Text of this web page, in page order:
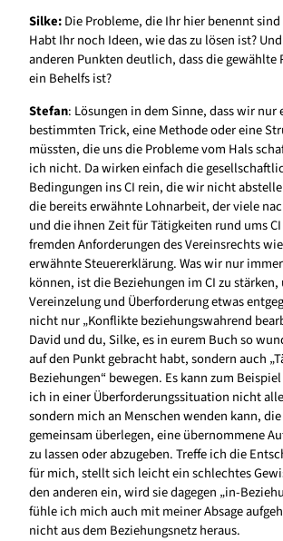
Silke:Die Probleme, die Ihr hier benennt
Habt Ihr noch Ideen, wie das zu lösen ist?
anderen Punkten deutlich, dass die gewählte
ein Behelfs ist?
Stefan: Lösungen in dem Sinne, dass wir nur
bestimmten Trick, eine Methode oder eine
müssten, die uns die Probleme vom Hals
ich nicht. Da wirken einfach die
Bedingungen ins CI rein, die wir nicht
die bereits erwähnte Lohnarbeit, der viele
und die ihnen Zeit für Tätigkeiten rund ums
fremden Anforderungen des Vereinsrechts
erwähnte Steuererklärung. Was wir nur
können, ist die Beziehungen im CI zu
Vereinzelung und Überforderung etwas
nicht nur „Konflikte beziehungswahrend
David und du, Silke, es in eurem Buch so
auf den Punkt gebracht habt, sondern auch
Beziehungen“ bewegen. Es kann zum
ich in einer Überforderungssituation nicht
sondern mich an Menschen wenden kann,
gemeinsam überlegen, eine übernommene
zu lassen oder abzugeben. Treffe ich die
für mich, stellt sich leicht ein schlechtes
den anderen ein, wird sie dagegen „in-
fühle ich mich auch mit meiner Absage
nicht aus dem Beziehungsnetz heraus.